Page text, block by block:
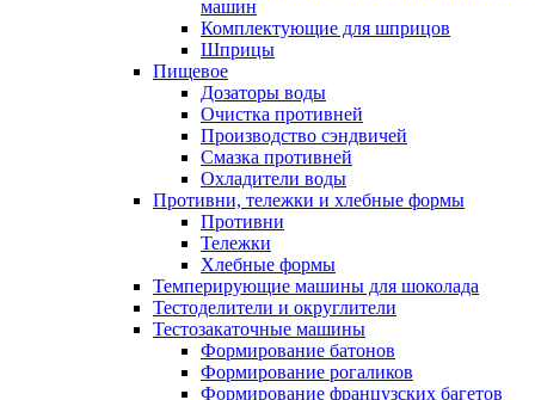
машин
Комплектующие для шприцов
Шприцы
Пищевое
Дозаторы воды
Очистка противней
Производство сэндвичей
Смазка противней
Охладители воды
Противни, тележки и хлебные формы
Противни
Тележки
Хлебные формы
Темперирующие машины для шоколада
Тестоделители и округлители
Тестозакаточные машины
Формирование батонов
Формирование рогаликов
Формирование французских багетов